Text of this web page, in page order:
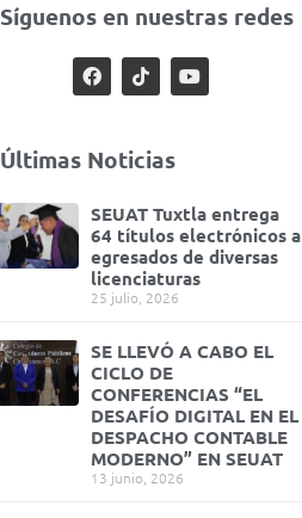
Síguenos en nuestras redes
Últimas Noticias
SEUAT Tuxtla entrega
64 títulos electrónicos a
egresados de diversas
licenciaturas
25 julio, 2026
SE LLEVÓ A CABO EL
CICLO DE
CONFERENCIAS “EL
DESAFÍO DIGITAL EN EL
DESPACHO CONTABLE
MODERNO” EN SEUAT
13 junio, 2026